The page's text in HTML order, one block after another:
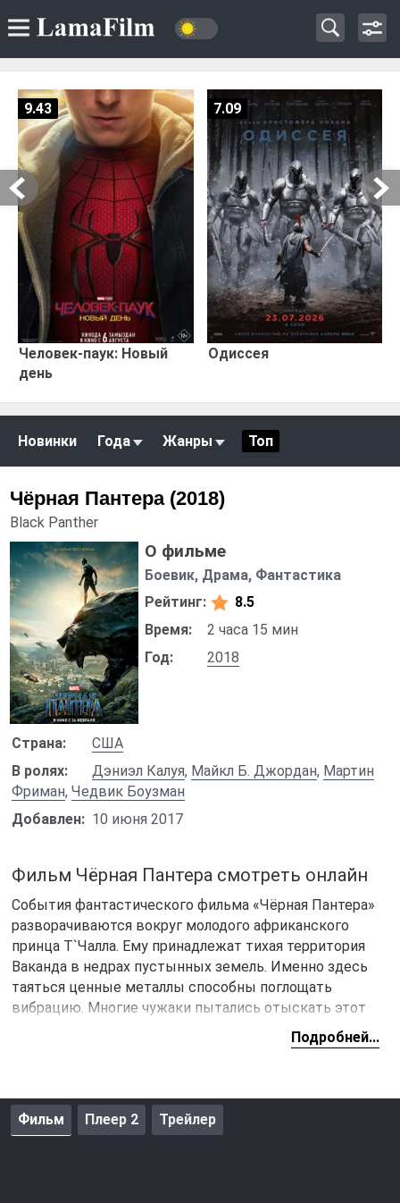
Человек-паук: Новый
день
9.43
Одиссея
7.09
Новинки Года Жанры Топ
Чёрная Пантера (2018)
Black Panther
О фильме
Боевик, Драма, Фантастика
Рейтинг:
8.5
Время:
2 часа 15 мин
Год:
2018
Страна:
США
В ролях:
Дэниэл Калуя, Майкл Б. Джордан, Мартин
Фриман,Чедвик Боузман
Добавлен: 10 июня 2017
Фильм Чёрная Пантера смотреть онлайн
События фантастического фильма «Чёрная Пантера»
разворачиваются вокруг молодого африканского
принца Т`Чалла. Ему принадлежат тихая территория
Ваканда в недрах пустынных земель. Именно здесь
таяться ценные металлы способны поглощать
вибрацию. Многие чужаки пытались отыскать этот
ресурс, но на защиту территории всегда становилась
Чёрная Пантера. Принцу предстоит выполнить свое
Пантеры.
Подробней...
Фильм Плеер 2 Трейлер